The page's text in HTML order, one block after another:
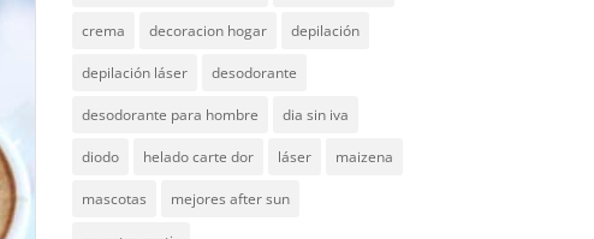
crema decoracion hogar depilación
depilación láser desodorante
desodorante para hombre dia sin iva
diodo helado carte dor láser maizena
mascotas mejores after sun